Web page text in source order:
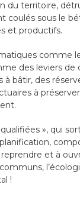
du territoire,
coulés sous le
et productifs.
comme
des leviers de
à bâtir, des
à
», qui
reprendre et à
!